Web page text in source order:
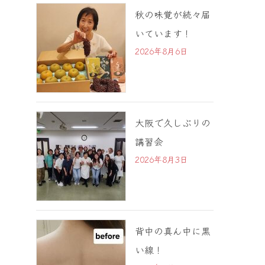
秋の味覚が続々届
いています！
2026年8月6日
大阪で久しぶりの
講習会
2026年8月3日
背中の真ん中に黒
い線！